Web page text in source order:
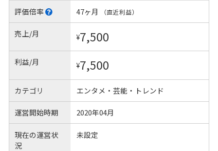
評価倍率 47ヶ月 （直近利益）
売上/月 ¥7,500
利益/月 ¥7,500
カテゴリ エンタメ・芸能・トレンド
運営開始時期 2020年04月
現在の運営状
況
未設定